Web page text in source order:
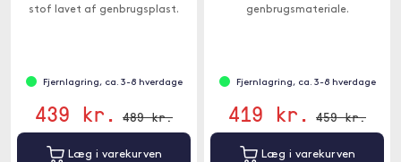
stof lavet af genbrugsplast.
Fjernlagring, ca. 3-8 hverdage
439 kr. 489 kr.
Læg i varekurven
genbrugsmateriale.
Fjernlagring, ca. 3-8 hverdage
419 kr. 459 kr.
Læg i varekurven